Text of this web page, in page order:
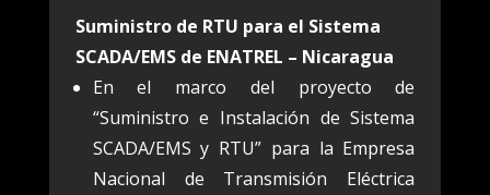
Suministro de RTU para el Sistema
SCADA/EMS de ENATREL – Nicaragua
En el marco del proyecto de
“Suministro e Instalación de Sistema
SCADA/EMS y RTU” para la Empresa
Nacional de Transmisión Eléctrica